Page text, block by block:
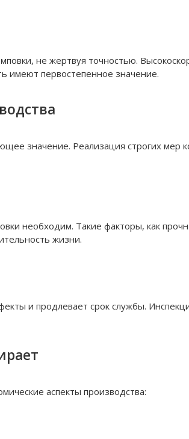
не жертвуя точностью.
имеют первостепенное значение.
значение. Реализация строгих мер
необходим. Такие факторы, как
жизни.
и продлевает срок службы.
аспекты производства: